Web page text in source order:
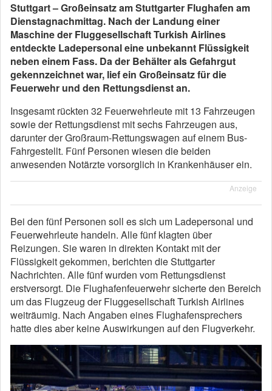
Stuttgart – Großeinsatz am Stuttgarter Flughafen am
Dienstagnachmittag. Nach der Landung einer
Maschine der Fluggesellschaft Turkish Airlines
entdeckte Ladepersonal eine unbekannt Flüssigkeit
neben einem Fass. Da der Behälter als Gefahrgut
gekennzeichnet war, lief ein Großeinsatz für die
Feuerwehr und den Rettungsdienst an.
Insgesamt rückten 32 Feuerwehrleute mit 13 Fahrzeugen
sowie der Rettungsdienst mit sechs Fahrzeugen aus,
darunter der Großraum-Rettungswagen auf einem Bus-
Fahrgestellt. Fünf Personen wiesen die beiden
anwesenden Notärzte vorsorglich in Krankenhäuser ein.
Anzeige
Bei den fünf Personen soll es sich um Ladepersonal und
Feuerwehrleute handeln. Alle fünf klagten über
Reizungen. Sie waren in direkten Kontakt mit der
Flüssigkeit gekommen, berichten die Stuttgarter
Nachrichten. Alle fünf wurden vom Rettungsdienst
erstversorgt. Die Flughafenfeuerwehr sicherte den Bereich
um das Flugzeug der Fluggesellschaft Turkish Airlines
weiträumig. Nach Angaben eines Flughafensprechers
hatte dies aber keine Auswirkungen auf den Flugverkehr.